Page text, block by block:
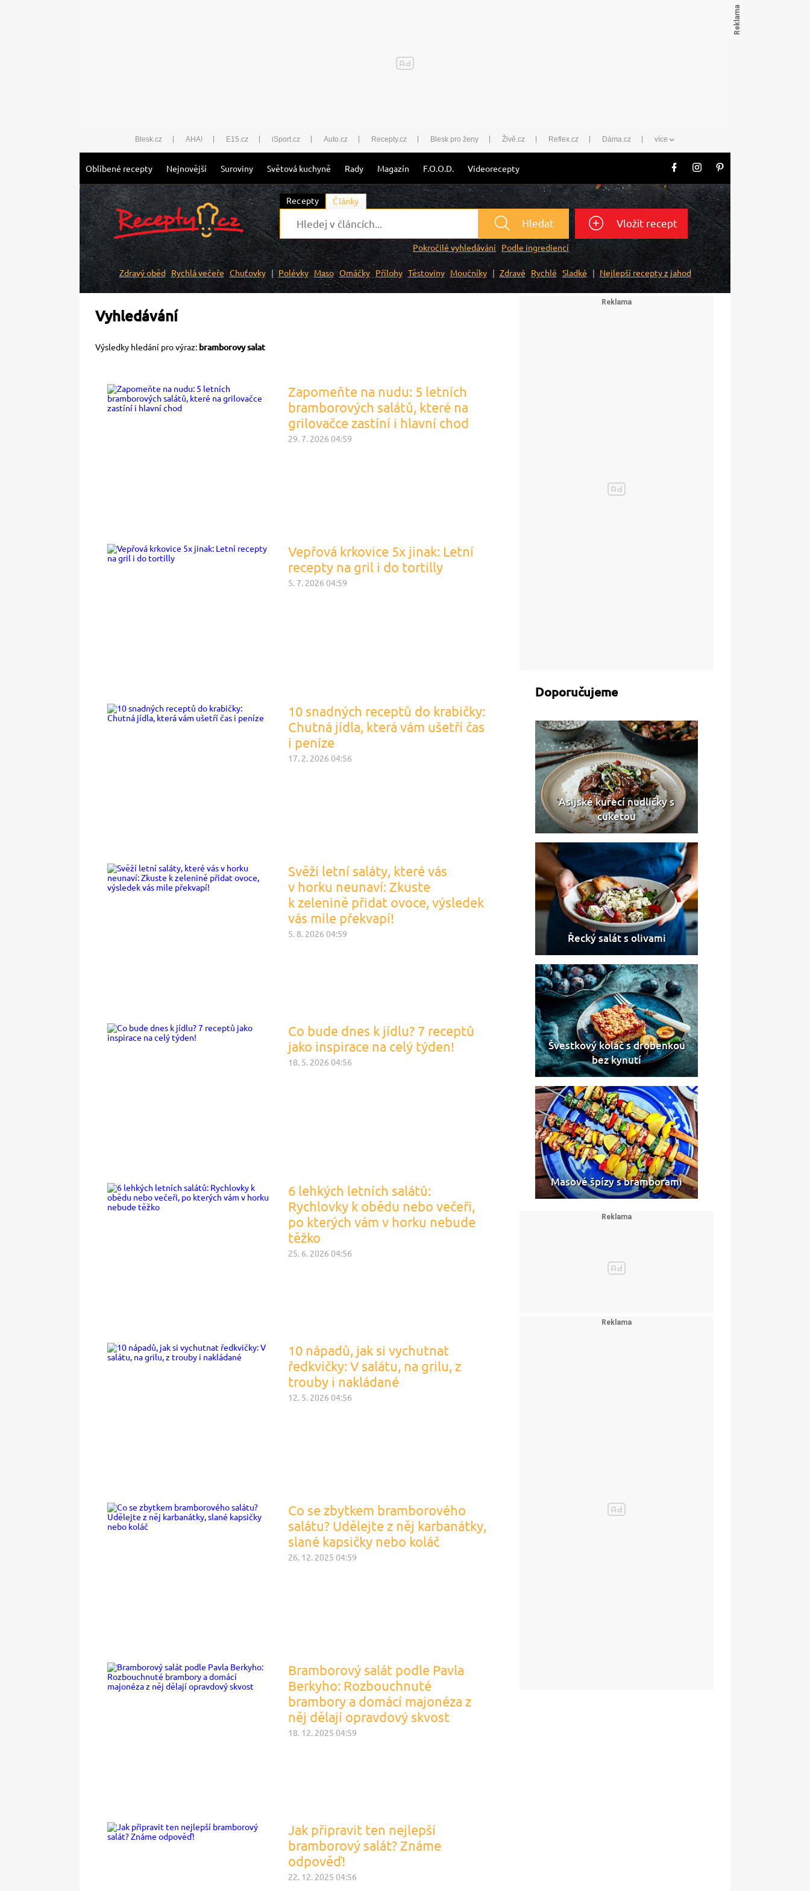
Blesk.cz AHA! E15.cz iSport.cz Auto.cz Recepty.cz Blesk pro ženy Živě.cz Reflex.cz Dáma.cz více
Oblíbené recepty Nejnovější Suroviny Světová kuchyně Rady Magazín F.O.O.D. Videorecepty
Recepty Články
Hledat
Pokročilé vyhledávání Podle ingrediencí
Vložit recept
Zdravý oběd Rychlá večeře Chuťovky Polévky Maso Omáčky Přílohy Těstoviny Moučníky Zdravé Rychlé Sladké Nejlepší recepty z jahod
Vyhledávání
Výsledky hledání pro výraz: bramborovy salat
Zapomeňte na nudu: 5 letních
bramborových salátů, které na
grilovačce zastíní i hlavní chod
29. 7. 2026 04:59
Vepřová krkovice 5x jinak: Letní
recepty na gril i do tortilly
5. 7. 2026 04:59
10 snadných receptů do krabičky:
Chutná jídla, která vám ušetří čas
i peníze
17. 2. 2026 04:56
Svěží letní saláty, které vás
v horku neunaví: Zkuste
k zelenině přidat ovoce, výsledek
vás mile překvapí!
5. 8. 2026 04:59
Co bude dnes k jídlu? 7 receptů
jako inspirace na celý týden!
18. 5. 2026 04:56
6 lehkých letních salátů:
Rychlovky k obědu nebo večeři,
po kterých vám v horku nebude
těžko
25. 6. 2026 04:56
10 nápadů, jak si vychutnat
ředkvičky: V salátu, na grilu, z
trouby i nakládané
12. 5. 2026 04:56
Co se zbytkem bramborového
salátu? Udělejte z něj karbanátky,
slané kapsičky nebo koláč
26. 12. 2025 04:59
Bramborový salát podle Pavla
Berkyho: Rozbouchnuté
brambory a domácí majonéza z
něj dělají opravdový skvost
18. 12. 2025 04:59
Jak připravit ten nejlepší
bramborový salát? Známe
odpověď!
22. 12. 2025 04:56
Doporučujeme
Asijské kuřecí nudličky s
cuketou
Řecký salát s olivami
Švestkový koláč s drobenkou
bez kynutí
Masové špízy s bramborami